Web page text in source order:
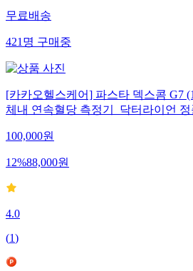
무료배송
421명구매중
[카카오헬스케어] 파스타 덱스콤 G7
체내 연속혈당 측정기_닥터라이언
100,000원
12%88,000원
4.0
(1)